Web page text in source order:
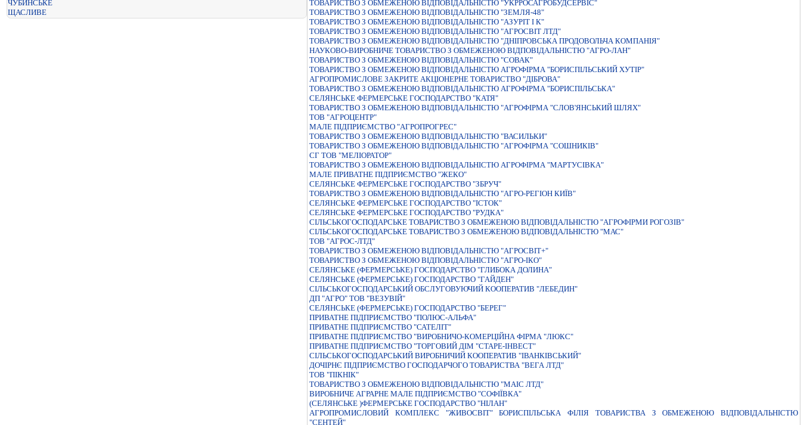
ЧУБИНСЬКЕ
ЩАСЛИВЕ
ТОВАРИСТВО З ОБМЕЖЕНОЮ ВIДПОВIДАЛЬНIСТЮ "УКРРОСАГРОБУДСЕРВIС"
ТОВАРИСТВО З ОБМЕЖЕНОЮ ВІДПОВІДАЛЬНІСТЮ "ЗЕМЛЯ-48"
ТОВАРИСТВО З ОБМЕЖЕНОЮ ВІДПОВІДАЛЬНІСТЮ "АЗУРІТ І К"
ТОВАРИСТВО З ОБМЕЖЕНОЮ ВIДПОВIДАЛЬНIСТЮ "АГРОСВIТ ЛТД"
ТОВАРИСТВО З ОБМЕЖЕНОЮ ВІДПОВІДАЛЬНІСТЮ "ДНІПРОВСЬКА ПРОДОВОЛЬЧА КОМПАНІЯ"
НАУКОВО-ВИРОБНИЧЕ ТОВАРИСТВО З ОБМЕЖЕНОЮ ВІДПОВІДАЛЬНІСТЮ "АГРО-ЛАН"
ТОВАРИСТВО З ОБМЕЖЕНОЮ ВIДПОВIДАЛЬНIСТЮ "СОВАК"
ТОВАРИСТВО З ОБМЕЖЕНОЮ ВIДПОВIДАЛЬНIСТЮ АГРОФIРМА "БОРИСПIЛЬСЬКИЙ ХУТIР"
АГРОПРОМИСЛОВЕ ЗАКРИТЕ АКЦIОНЕРНЕ ТОВАРИСТВО "ДIБРОВА"
ТОВАРИСТВО З ОБМЕЖЕНОЮ ВІДПОВІДАЛЬНІСТЮ АГРОФІРМА "БОРИСПІЛЬСЬКА"
СЕЛЯНСЬКЕ ФЕРМЕРСЬКЕ ГОСПОДАРСТВО "КАТЯ"
ТОВАРИСТВО З ОБМЕЖЕНОЮ ВIДПОВIДАЛЬНIСТЮ "АГРОФIРМА "СЛОВ'ЯНСЬКИЙ ШЛЯХ"
ТОВ "АГРОЦЕНТР"
МАЛЕ ПIДПРИЄМСТВО "АГРОПРОГРЕС"
ТОВАРИСТВО З ОБМЕЖЕНОЮ ВIДПОВIДАЛЬНIСТЮ "ВАСИЛЬКИ"
ТОВАРИСТВО З ОБМЕЖЕНОЮ ВIДПОВIДАЛЬНIСТЮ "АГРОФIРМА "СОШНИКIВ"
СГ ТОВ "МЕЛІОРАТОР"
ТОВАРИСТВО З ОБМЕЖЕНОЮ ВIДПОВIДАЛЬНIСТЮ АГРОФIРМА "МАРТУСIВКА"
МАЛЕ ПРИВАТНЕ ПІДПРИЄМСТВО "ЖЕКО"
СЕЛЯНСЬКЕ ФЕРМЕРСЬКЕ ГОСПОДАРСТВО "ЗБРУЧ"
ТОВАРИСТВО З ОБМЕЖЕНОЮ ВIДПОВIДАЛЬНIСТЮ "АГРО-РЕГIОН КИЇВ"
СЕЛЯНСЬКЕ ФЕРМЕРСЬКЕ ГОСПОДАРСТВО "IСТОК"
СЕЛЯНСЬКЕ ФЕРМЕРСЬКЕ ГОСПОДАРСТВО "РУДКА"
СIЛЬСЬКОГОСПОДАРСЬКЕ ТОВАРИСТВО З ОБМЕЖЕНОЮ ВIДПОВIДАЛЬНIСТЮ "АГРОФIРМИ РОГОЗIВ"
СІЛЬСЬКОГОСПОДАРСЬКЕ ТОВАРИСТВО З ОБМЕЖЕНОЮ ВІДПОВІДАЛЬНІСТЮ "МАС"
ТОВ "АГРОС-ЛТД"
ТОВАРИСТВО З ОБМЕЖЕНОЮ ВIДПОВIДАЛЬНIСТЮ "АГРОСВIТ+"
ТОВАРИСТВО З ОБМЕЖЕНОЮ ВІДПОВІДАЛЬНІСТЮ "АГРО-ІКО"
СЕЛЯНСЬКЕ (ФЕРМЕРСЬКЕ) ГОСПОДАРСТВО "ГЛИБОКА ДОЛИНА"
СЕЛЯНСЬКЕ (ФЕРМЕРСЬКЕ) ГОСПОДАРСТВО "ГАЙДЕН"
СІЛЬСЬКОГОСПОДАРСЬКИЙ ОБСЛУГОВУЮЧИЙ КООПЕРАТИВ "ЛЕБЕДИН"
ДП "АГРО" ТОВ "ВЕЗУВІЙ"
СЕЛЯНСЬКЕ (ФЕРМЕРСЬКЕ) ГОСПОДАРСТВО "БЕРЕГ"
ПРИВАТНЕ ПIДПРИЄМСТВО "ПОЛЮС-АЛЬФА"
ПРИВАТНЕ ПIДПРИЄМСТВО "САТЕЛIТ"
ПРИВАТНЕ ПІДПРИЄМСТВО "ВИРОБНИЧО-КОМЕРЦІЙНА ФІРМА "ЛЮКС"
ПРИВАТНЕ ПІДПРИЄМСТВО "ТОРГОВИЙ ДІМ "СТАРЕ-ІНВЕСТ"
СІЛЬСЬКОГОСПОДАРСЬКИЙ ВИРОБНИЧИЙ КООПЕРАТИВ "ІВАНКІВСЬКИЙ"
ДОЧIРНЄ ПIДПРИЄМСТВО ГОСПОДАРЧОГО ТОВАРИСТВА "ВЕГА ЛТД"
ТОВ "ПІКНІК"
ТОВАРИСТВО З ОБМЕЖЕНОЮ ВIДПОВIДАЛЬНIСТЮ "МАIС ЛТД"
ВИРОБНИЧЕ АГРАРНЕ МАЛЕ ПIДПРИЄМСТВО "СОФIЇВКА"
(СЕЛЯНСЬКЕ )ФЕРМЕРСЬКЕ ГОСПОДАРСТВО "НIЛАН"
АГРОПРОМИСЛОВИЙ КОМПЛЕКС "ЖИВОСВIТ" БОРИСПIЛЬСЬКА ФIЛIЯ ТОВАРИСТВА З ОБМЕЖЕНОЮ ВIДПОВIДАЛЬНIСТЮ
"СЕНТЕЙ"